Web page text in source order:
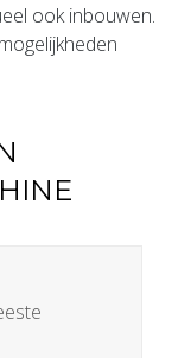
ook inbouwen.